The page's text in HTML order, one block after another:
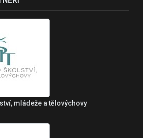
mládeže a tělovýchovy